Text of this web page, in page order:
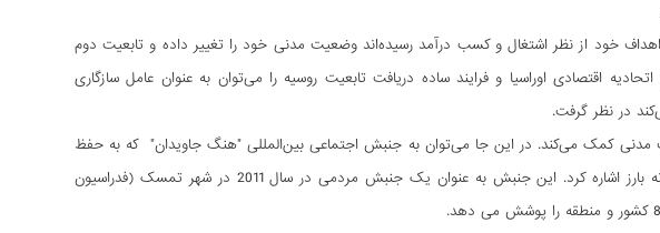
اهداف خود از نظر اشتغال و کسب درآمد رسیده‌اند وضعیت مدنی خود را تغییر داده و تابعیت دوم
اقتصادی اوراسیا و فرایند ساده دریافت تابعیت روسیه را می‌توان به عنوان عامل سازگاری
در نظر گرفت.
کمک می‌کند. در این جا می‌توان به جنبش اجتماعی بین‌المللی "هنگ جاویدان" که به حفظ
یاد و خاطره نسل جنگ بزرگ میهنی اختصاص دارد به عنوان یک نمونه بارز اشاره کرد. این جنبش به عنوان یک جنبش مردمی در سال 2011 در شهر تمسک (فدراسیون